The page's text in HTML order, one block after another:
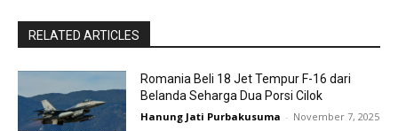
RELATED ARTICLES
Romania Beli 18 Jet Tempur F-16 dari
Belanda Seharga Dua Porsi Cilok
Hanung Jati Purbakusuma - November 7, 2025